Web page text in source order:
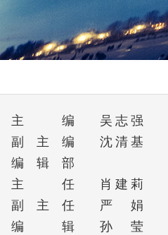
主编
吴志强
副主编
沈清基
编辑部
主任
肖建莉
副主任
严娟
编辑
孙莹